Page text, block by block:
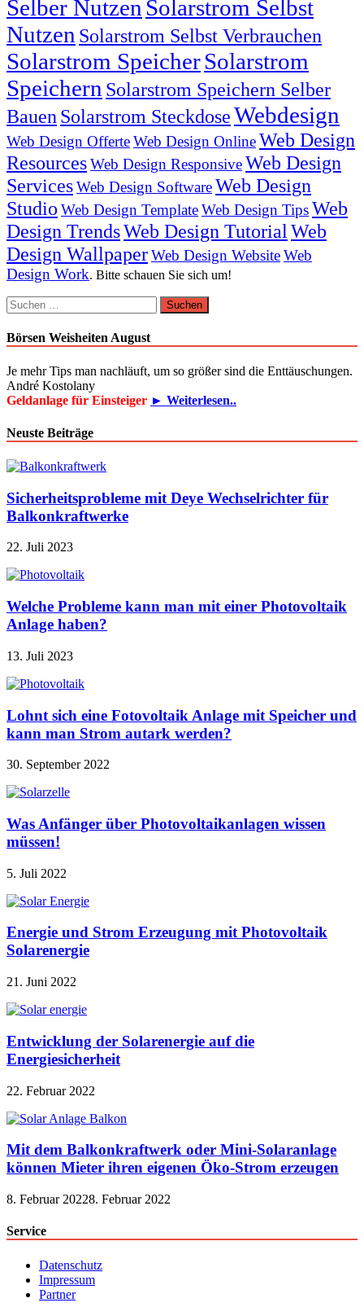
Selber Nutzen Solarstrom Selbst
Nutzen Solarstrom Selbst Verbrauchen
Solarstrom SpeicherSolarstrom
Speichern Solarstrom Speichern Selber
Bauen Solarstrom SteckdoseWebdesign
Web Design OfferteWeb Design OnlineWeb Design
ResourcesWeb Design ResponsiveWeb Design
ServicesWeb Design SoftwareWeb Design
Studio Web Design TemplateWeb Design TipsWeb
Design TrendsWeb Design Tutorial Web
Design WallpaperWeb Design WebsiteWeb
Design Work. Bitte schauen Sie sich um!
Suchen
nach:
Börsen Weisheiten August
Je mehr Tips man nachläuft, um so größer sind die Enttäuschungen.
André Kostolany
Geldanlage für Einsteiger ► Weiterlesen..
Neuste Beiträge
Sicherheitsprobleme mit Deye Wechselrichter für
Balkonkraftwerke
22. Juli 2023
Welche Probleme kann man mit einer Photovoltaik
Anlage haben?
13. Juli 2023
Lohnt sich eine Fotovoltaik Anlage mit Speicher und
kann man Strom autark werden?
30. September 2022
Was Anfänger über Photovoltaikanlagen wissen
müssen!
5. Juli 2022
Energie und Strom Erzeugung mit Photovoltaik
Solarenergie
21. Juni 2022
Entwicklung der Solarenergie auf die
Energiesicherheit
22. Februar 2022
Mit dem Balkonkraftwerk oder Mini-Solaranlage
können Mieter ihren eigenen Öko-Strom erzeugen
8. Februar 20228. Februar 2022
Service
Datenschutz
Impressum
Partner